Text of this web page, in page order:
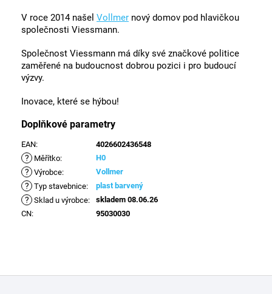
V roce 2014 našel Vollmer nový domov pod hlavičkou
společnosti Viessmann.
Společnost Viessmann má díky své značkové politice
zaměřené na budoucnost dobrou pozici i pro budoucí
výzvy.
Inovace, které se hýbou!
Doplňkové parametry
EAN: 4026602436548
? Měřítko: H0
? Výrobce: Vollmer
? Typ stavebnice: plast barvený
? Sklad u výrobce:
skladem 08.06.26
CN: 95030030